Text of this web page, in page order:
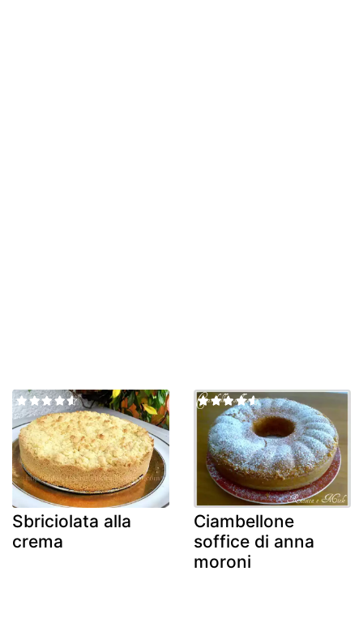
Sbriciolata alla
crema
Ciambellone
soffice di anna
moroni